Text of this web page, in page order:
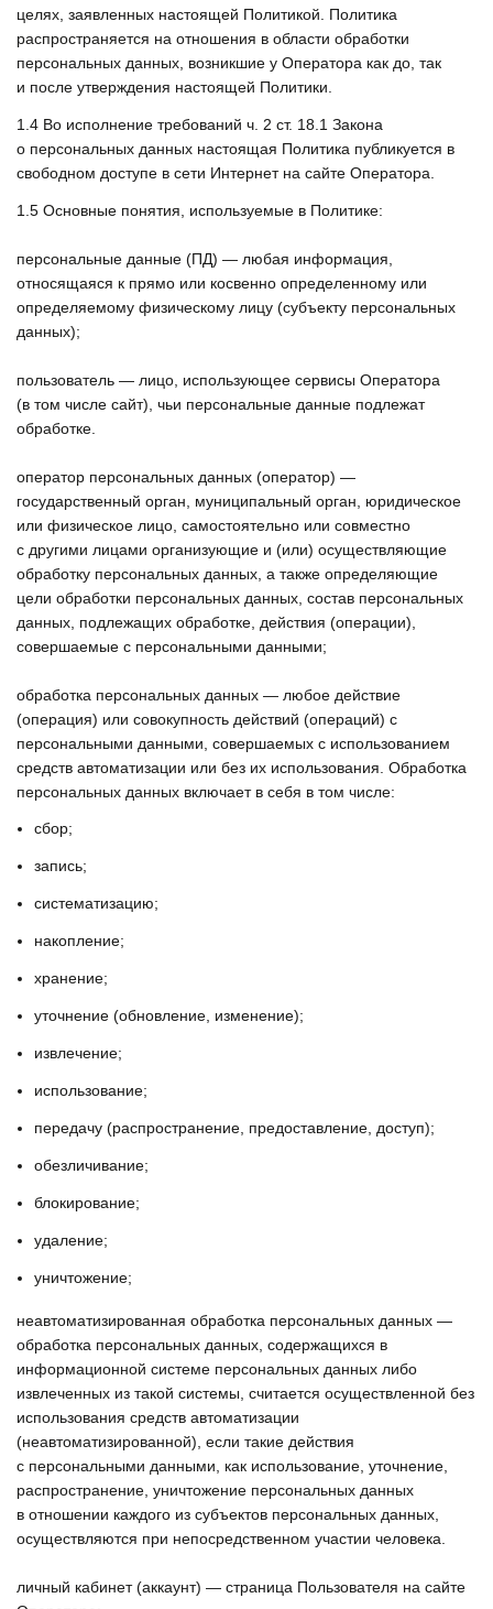
целях, заявленных настоящей Политикой. Политика
распространяется на отношения в области обработки
персональных данных, возникшие у Оператора как до, так
и после утверждения настоящей Политики.
1.4 Во исполнение требований ч. 2 ст. 18.1 Закона
о персональных данных настоящая Политика публикуется в
свободном доступе в сети Интернет на сайте Оператора.
1.5 Основные понятия, используемые в Политике:
персональные данные (ПД) — любая информация,
относящаяся к прямо или косвенно определенному или
определяемому физическому лицу (субъекту персональных
данных);
пользователь — лицо, использующее сервисы Оператора
(в том числе сайт), чьи персональные данные подлежат
обработке.
оператор персональных данных (оператор) —
государственный орган, муниципальный орган, юридическое
или физическое лицо, самостоятельно или совместно
с другими лицами организующие и (или) осуществляющие
обработку персональных данных, а также определяющие
цели обработки персональных данных, состав персональных
данных, подлежащих обработке, действия (операции),
совершаемые с персональными данными;
обработка персональных данных — любое действие
(операция) или совокупность действий (операций) с
персональными данными, совершаемых с использованием
средств автоматизации или без их использования. Обработка
персональных данных включает в себя в том числе:
сбор;
запись;
систематизацию;
накопление;
хранение;
уточнение (обновление, изменение);
извлечение;
использование;
передачу (распространение, предоставление, доступ);
обезличивание;
блокирование;
удаление;
уничтожение;
неавтоматизированная обработка персональных данных —
обработка персональных данных, содержащихся в
информационной системе персональных данных либо
извлеченных из такой системы, считается осуществленной без
использования средств автоматизации
(неавтоматизированной), если такие действия
с персональными данными, как использование, уточнение,
распространение, уничтожение персональных данных
в отношении каждого из субъектов персональных данных,
осуществляются при непосредственном участии человека.
личный кабинет (аккаунт) — страница Пользователя на сайте